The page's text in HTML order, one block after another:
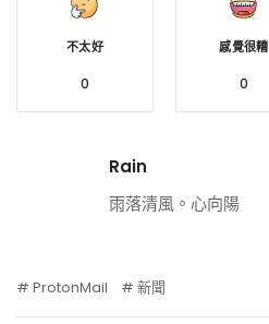
不太好
0
感覺很糟
0
Rain
雨落清風。心向陽
ProtonMail 新聞